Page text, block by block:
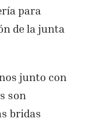
para
de la junta
junto con
son
bridas